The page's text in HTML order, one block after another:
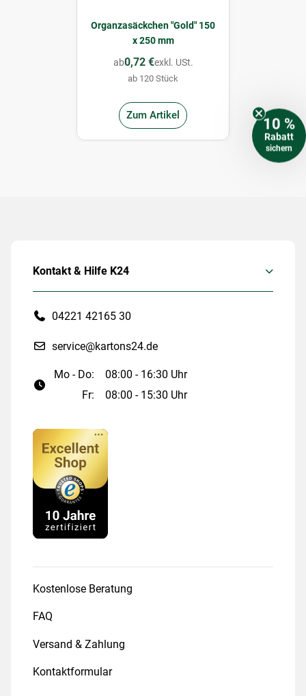
Organzasäckchen "Gold" 150
x 250 mm
ab0,72 €exkl. USt.
ab 120 Stück
Zum Artikel
Kontakt & Hilfe K24
04221 42165 30
service@kartons24.de
Mo - Do:
08:00 - 16:30 Uhr
Fr:
08:00 - 15:30 Uhr
Kostenlose Beratung
FAQ
Versand & Zahlung
Kontaktformular
10 %
Rabatt
sichern